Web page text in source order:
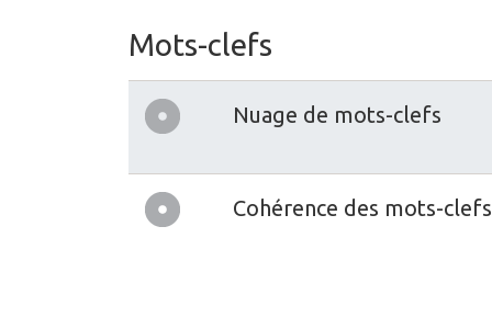
Mots-clefs
Nuage de mots-clefs
Cohérence des mots-clefs